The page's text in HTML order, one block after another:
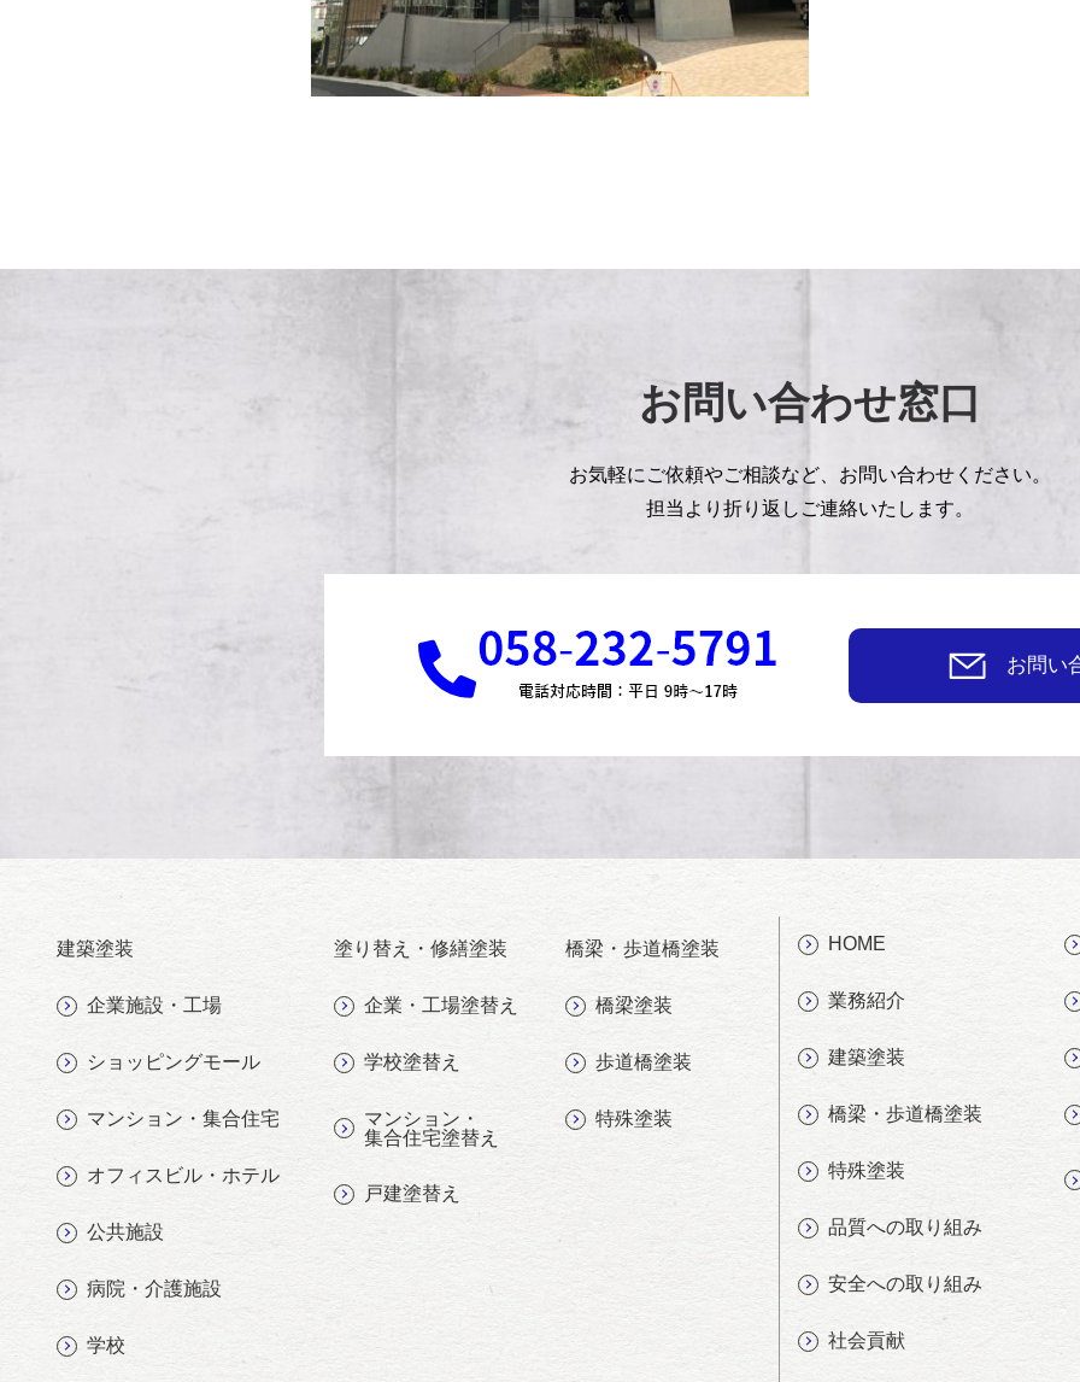
お問い合わせ窓口
お気軽にご依頼やご相談など、 お問い合わせください。
担当より折り返しご連絡いたします。
お問い
建築塗装
企業施設・工場
ショッピングモール
マンション・集合住宅
オフィスビル・ホテル
公共施設
病院・介護施設
学校
塗り替え・修繕塗装
企業・工場塗替え
学校塗替え
マンション・
集合住宅塗替え
戸建塗替え
橋梁・歩道橋塗装
橋梁塗装
歩道橋塗装
特殊塗装
HOME
業務紹介
建築塗装
橋梁・歩道橋塗装
特殊塗装
品質への取り組み
安全への取り組み
社会貢献